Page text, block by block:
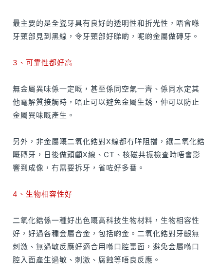
最主要的是全瓷牙具有良好的透明性和折光性，唔會喺
牙頸部見到黑線，令牙頸部好睇啲，呢啲金屬做磚牙。
3、可靠性都好高
無金屬異味係一定嘅，甚至係同空氣一齊、係同水定其
他電解質接觸時，唔止可以避免金屬生銹，仲可以防止
金屬異味嘅產生。
另外，非金屬嘅二氧化鋯對X線都冇咩阻擋，鑲二氧化鋯
嘅磚牙，日後做頭顱X線、CT、核磁共振檢查時唔會影
響到成像，冇需要拆牙，省咗好多番。
4、生物相容性好
二氧化鋯係一種好出色嘅高科技生物材料，生物相容性
好，好過各種金屬合金，包括啲金。二氧化鋯對牙齦無
刺激、無過敏反應好適合用喺口腔裏面，避免金屬喺口
腔入面產生過敏、刺激、腐蝕等唔良反應。